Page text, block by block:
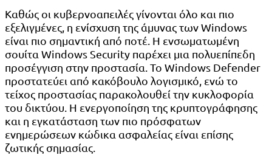
Καθώς οι κυβερνοαπειλές γίνονται όλο και πιο
εξελιγμένες, η ενίσχυση της άμυνας των Windows
είναι πιο σημαντική από ποτέ. Η ενσωματωμένη
σουίτα Windows Security παρέχει μια πολυεπίπεδη
προσέγγιση στην προστασία. Το Windows Defender
προστατεύει από κακόβουλο λογισμικό, ενώ το
τείχος προστασίας παρακολουθεί την κυκλοφορία
του δικτύου. Η ενεργοποίηση της κρυπτογράφησης
και η εγκατάσταση των πιο πρόσφατων
ενημερώσεων κώδικα ασφαλείας είναι επίσης
ζωτικής σημασίας.